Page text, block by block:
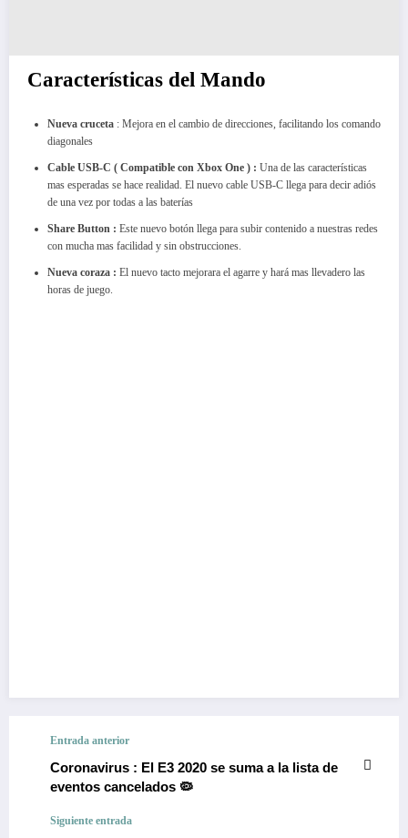
Características del Mando
Nueva cruceta : Mejora en el cambio de direcciones, facilitando los comando
diagonales
Cable USB-C ( Compatible con Xbox One ) : Una de las características
mas esperadas se hace realidad. El nuevo cable USB-C llega para decir adiós
de una vez por todas a las baterías
Share Button : Este nuevo botón llega para subir contenido a nuestras redes
con mucha mas facilidad y sin obstrucciones.
Nueva coraza : El nuevo tacto mejorara el agarre y hará mas llevadero las
horas de juego.
Entrada anterior
Coronavirus : El E3 2020 se suma a la lista de
eventos cancelados 🦠
Siguiente entrada